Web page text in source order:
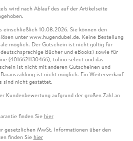
wird nach Ablauf des auf der Artikelseite
einschließlich 10.08.2026. Sie können den
unter www.hugendubel.de. Keine Bestellung
möglich. Der Gutschein ist nicht gültig für
Bücher und eBooks) sowie für
(4016621130466), tolino select und das
ist nicht mit anderen Gutscheinen und
ist nicht möglich. Ein Weiterverkauf
sind nicht gestattet.
Kundenbewertung aufgrund der großen Zahl an
finden Sie hier
gesetzlichen MwSt. Informationen über den
finden Sie hier